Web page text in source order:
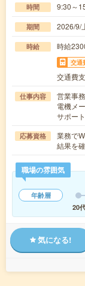
時間 9:30～
期間 2026/9/
時給 時給
交通
交通費
仕事内容
営業事務
電機メ
サポー
応募資格
業務で
結果を
職場の雰囲気
年齢層
20
気になる!